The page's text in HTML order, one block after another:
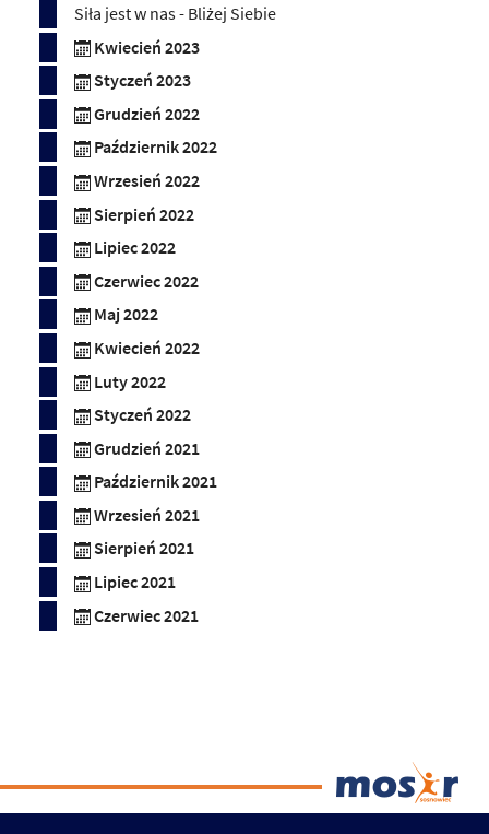
Siła jest w nas - Bliżej Siebie
Kwiecień 2023
Styczeń 2023
Grudzień 2022
Październik 2022
Wrzesień 2022
Sierpień 2022
Lipiec 2022
Czerwiec 2022
Maj 2022
Kwiecień 2022
Luty 2022
Styczeń 2022
Grudzień 2021
Październik 2021
Wrzesień 2021
Sierpień 2021
Lipiec 2021
Czerwiec 2021